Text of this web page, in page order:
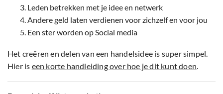
Leden betrekken met je idee en netwerk
Andere geld laten verdienen voor zichzelf en voor jou
Een ster worden op Social media
Het creëren en delen van een handelsidee is super simpel.
Hier is een korte handleiding over hoe je dit kunt doen